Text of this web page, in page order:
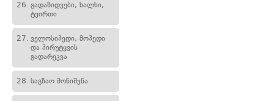
26. გადაზიდვები, ხალხი,
ტვირთი
27. ველოსიპედი, მოპედი
და პირუტყვის
გადარეკვა
28. საგზაო მონიშვნა